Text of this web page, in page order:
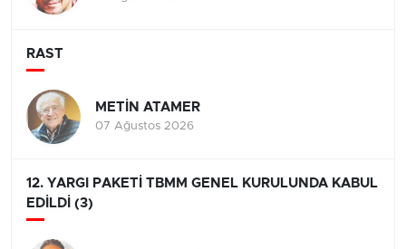
RAST
METİN ATAMER
07 Ağustos 2026
12. YARGI PAKETİ TBMM GENEL KURULUNDA KABUL
EDİLDİ (3)